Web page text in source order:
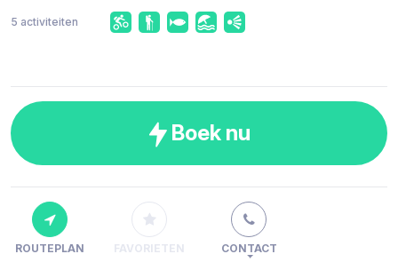
5 activiteiten
Boek nu
ROUTEPLAN FAVORIETEN CONTACT